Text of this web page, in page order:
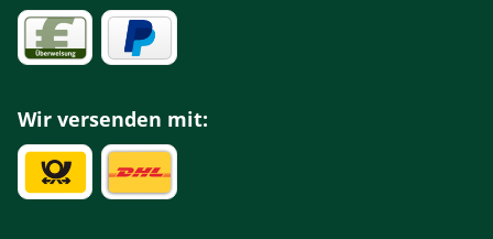
Wir versenden mit: